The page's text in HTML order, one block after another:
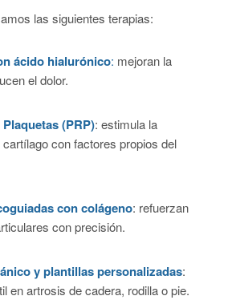
las siguientes terapias:
ácido hialurónico: mejoran la
el dolor.
(PRP): estimula la
con factores propios del
con colágeno: refuerzan
con precisión.
y plantillas personalizadas:
en artrosis de cadera, rodilla o pie.